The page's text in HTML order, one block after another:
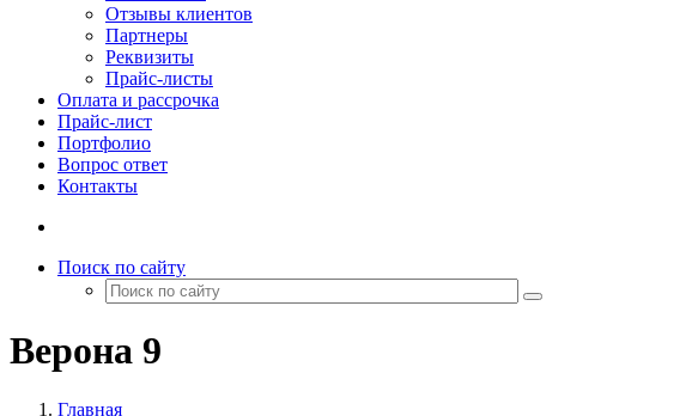
Отзывы клиентов
Партнеры
Реквизиты
Прайс-листы
Оплата и рассрочка
Прайс-лист
Портфолио
Вопрос ответ
Контакты
Поиск по сайту
Верона 9
Главная